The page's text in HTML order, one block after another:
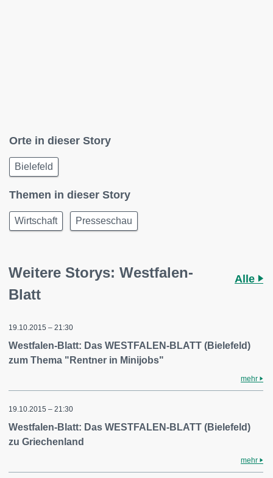
Orte in dieser Story
Bielefeld
Themen in dieser Story
Wirtschaft Presseschau
Weitere Storys: Westfalen-
Blatt
Alle
19.10.2015 – 21:30
Westfalen-Blatt: Das WESTFALEN-BLATT (Bielefeld)
zum Thema "Rentner in Minijobs"
mehr
19.10.2015 – 21:30
Westfalen-Blatt: Das WESTFALEN-BLATT (Bielefeld)
zu Griechenland
mehr